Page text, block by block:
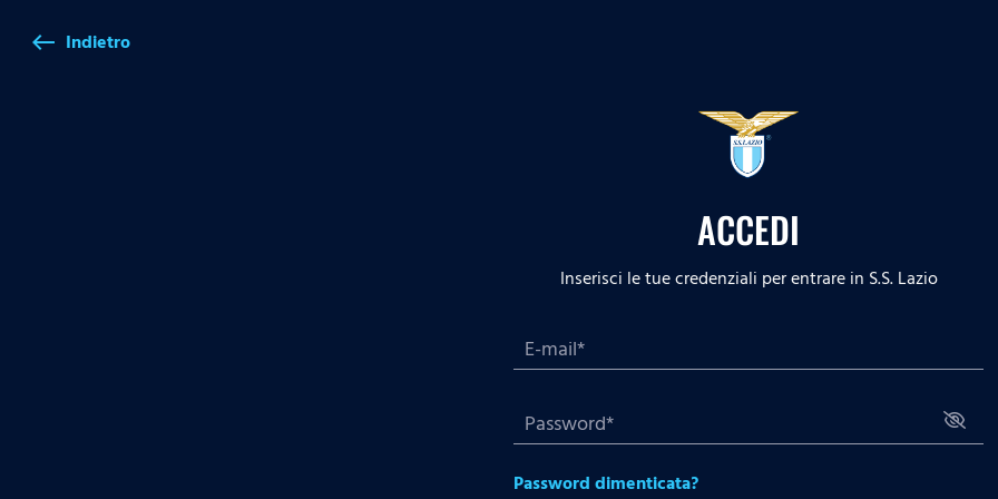
west Indietro
ACCEDI
Inserisci le tue credenziali per entrare in S.S. Lazio
Password dimenticata?